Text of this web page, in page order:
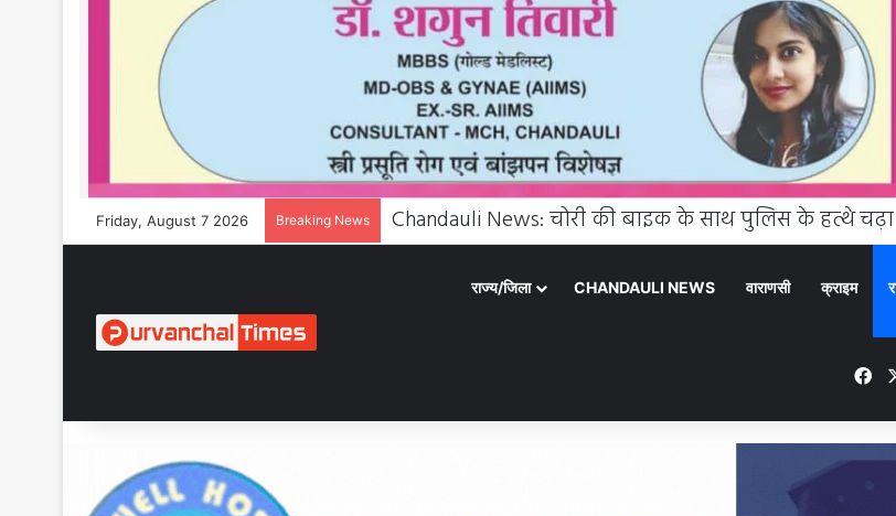
Friday, August 7 2026 Breaking News
राज्य/जिला CHANDAULI NEWS वाराणसी क्राइम